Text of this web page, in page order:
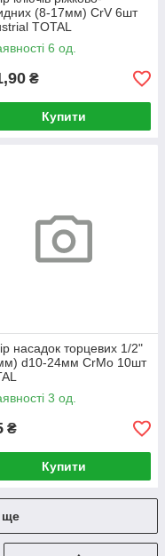
(8-17мм) CrV 6шт
TOTAL
6 од.
₴
Купити
насадок торцевих 1/2"
d10-24мм CrMo 10шт
3 од.
₴
Купити
ще